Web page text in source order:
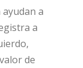
a
a
de